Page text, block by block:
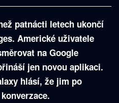
patnácti letech ukončí
Americké uživatele
na Google
jen novou aplikaci.
hlásí, že jim po